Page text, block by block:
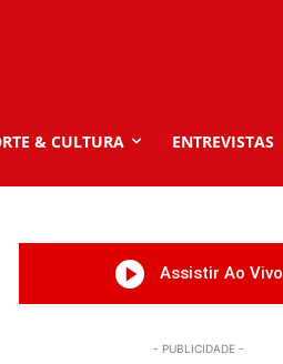
& CULTURA ENTREVISTAS
Assistir Ao Vivo
- PUBLICIDADE -